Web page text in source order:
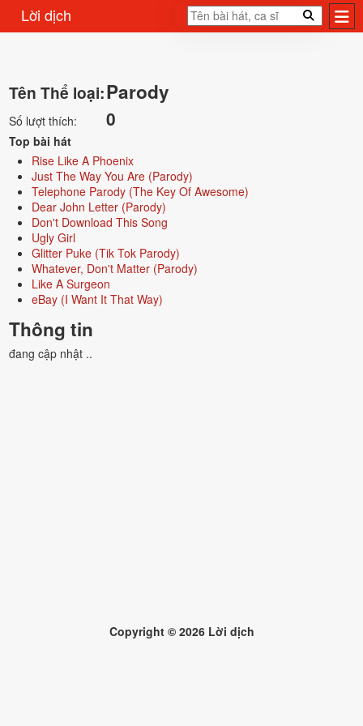
Lời dịch
Tên Thể loại:Parody
Số lượt thích: 0
Top bài hát
Rise Like A Phoenix
Just The Way You Are (Parody)
Telephone Parody (The Key Of Awesome)
Dear John Letter (Parody)
Don't Download This Song
Ugly Girl
Glitter Puke (Tik Tok Parody)
Whatever, Don't Matter (Parody)
Like A Surgeon
eBay (I Want It That Way)
Thông tin
đang cập nhật ..
Copyright © 2026Lời dịch